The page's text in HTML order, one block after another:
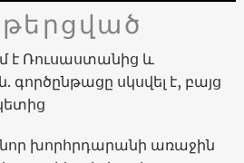
է Ռուսաստանից և
գործընթացը սկսվել է, բայց
խորհրդարանի առաջին